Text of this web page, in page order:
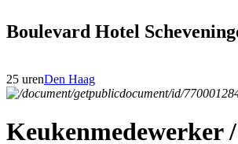
Boulevard Hotel
25 urenDen Haag
Keukenmedewerker